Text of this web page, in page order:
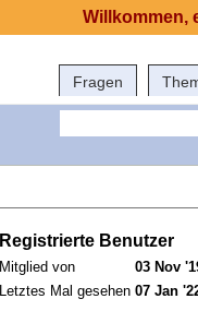
Fragen
Registrierte Benutzer
Mitglied von
03 Nov
Letztes Mal gesehen 07 Jan
Willkommen,